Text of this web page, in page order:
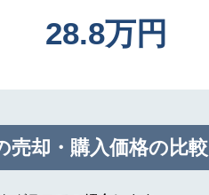
28.8万円
売却・購入価格の比較